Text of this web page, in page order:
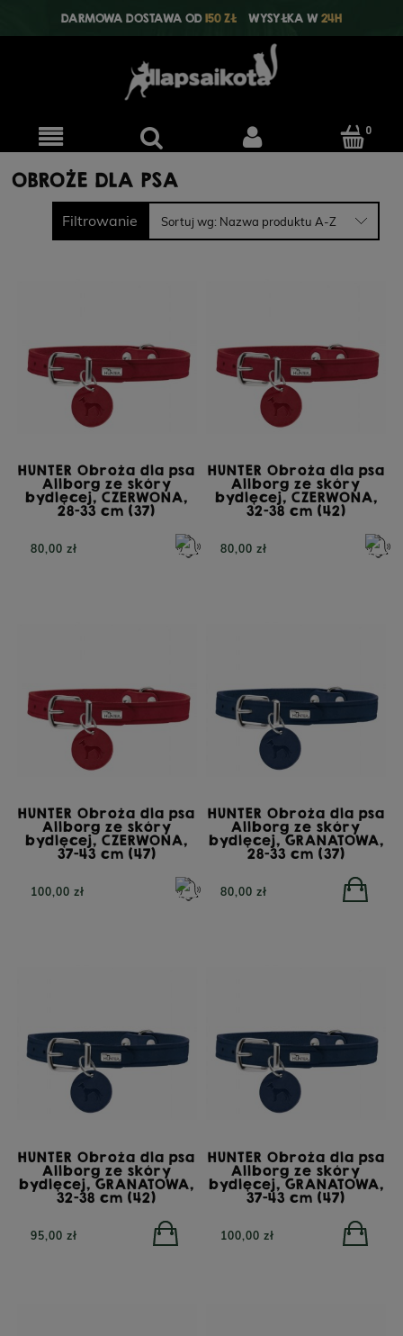
DARMOWA DOSTAWA OD150 ZŁ WYSYŁKA W24H
TRIBAL Fresh Pressed
OBROŻE DLA PSA
Filtrowanie Sortuj wg: Nazwa produktu A-Z
HUNTER Obroża dla psa
Allborg ze skóry
bydlęcej, CZERWONA,
28-33 cm (37)
80,00 zł
HUNTER Obroża dla psa
Allborg ze skóry
bydlęcej, CZERWONA,
32-38 cm (42)
80,00 zł
HUNTER Obroża dla psa
Allborg ze skóry
bydlęcej, CZERWONA,
37-43 cm (47)
100,00 zł
HUNTER Obroża dla psa
Allborg ze skóry
bydlęcej, GRANATOWA,
28-33 cm (37)
80,00 zł
HUNTER Obroża dla psa
Allborg ze skóry
bydlęcej, GRANATOWA,
32-38 cm (42)
95,00 zł
HUNTER Obroża dla psa
Allborg ze skóry
bydlęcej, GRANATOWA,
37-43 cm (47)
100,00 zł